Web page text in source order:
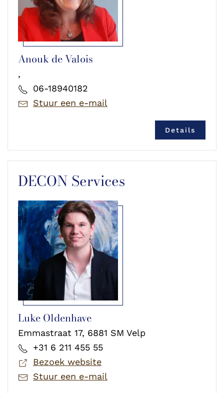
Anouk de Valois
,
06-18940182
Stuur een e-mail
Details
DECON Services
Luke Oldenhave
Emmastraat 17, 6881 SM Velp
+31 6 211 455 55
Bezoek website
Stuur een e-mail